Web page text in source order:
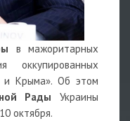
в мажоритарных
оккупированных
и Крыма». Об этом
Рады Украины
октября.